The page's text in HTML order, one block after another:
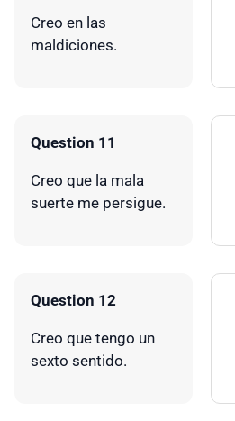
Creo en las
maldiciones.
Question 11
Creo que la mala
suerte me persigue.
Question 12
Creo que tengo un
sexto sentido.